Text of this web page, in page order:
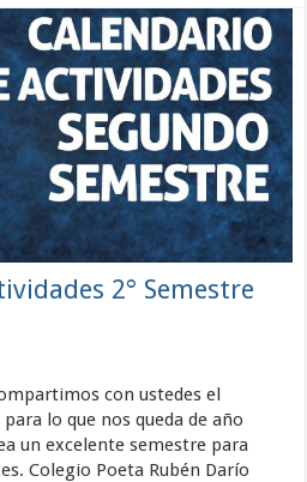
2° Semestre
con ustedes el
lo que nos queda de año
un excelente semestre para
Colegio Poeta Rubén Darío